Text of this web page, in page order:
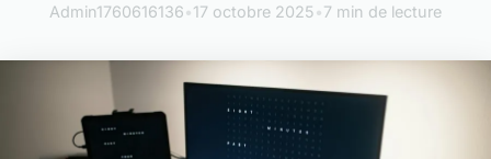
Admin1760616136•17 octobre 2025•7 min de lecture